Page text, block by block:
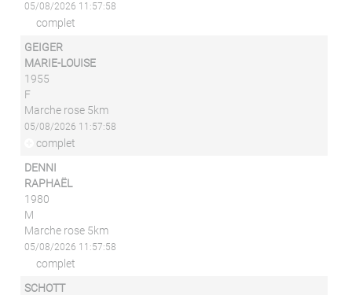
05/08/2026 11:57:58
complet
GEIGER
MARIE-LOUISE
1955
F
Marche rose 5km
05/08/2026 11:57:58
complet
DENNI
RAPHAËL
1980
M
Marche rose 5km
05/08/2026 11:57:58
complet
SCHOTT